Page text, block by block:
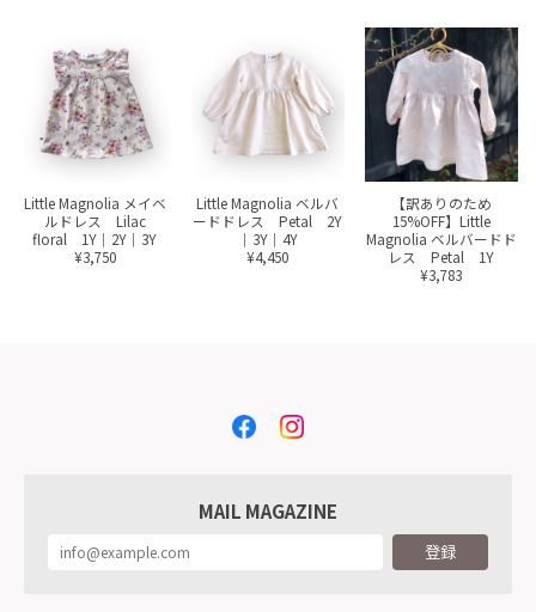
Little Magnolia メイベ
ルドレス Lilac
floral 1Y｜2Y｜3Y
¥3,750
Little Magnolia ベルバ
ードドレス Petal 2Y
｜3Y｜4Y
¥4,450
【訳ありのため
15%OFF】Little
Magnolia ベルバードド
レス Petal 1Y
¥3,783
MAIL MAGAZINE
登録